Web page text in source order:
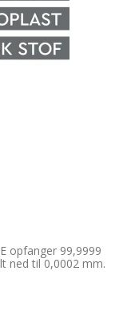
opfanger 99,9999
ned til 0,0002 mm.